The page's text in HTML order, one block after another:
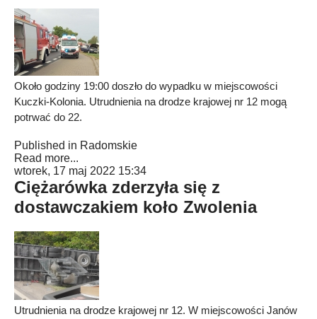
Około godziny 19:00 doszło do wypadku w miejscowości
Kuczki-Kolonia. Utrudnienia na drodze krajowej nr 12 mogą
potrwać do 22.
Published in Radomskie
Read more...
wtorek, 17 maj 2022 15:34
Ciężarówka zderzyła się z
dostawczakiem koło Zwolenia
Utrudnienia na drodze krajowej nr 12. W miejscowości Janów